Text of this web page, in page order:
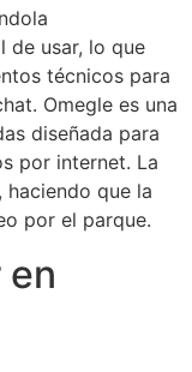
de usar, lo que
técnicos para
Omegle es una
diseñada para
por internet. La
que la
por el parque.
en